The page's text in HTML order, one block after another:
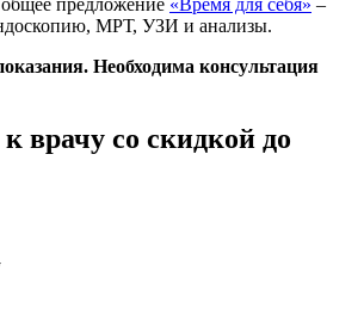
предложение «Время для себя» –
МРТ, УЗИ и анализы.
Необходима консультация
врачу со скидкой до